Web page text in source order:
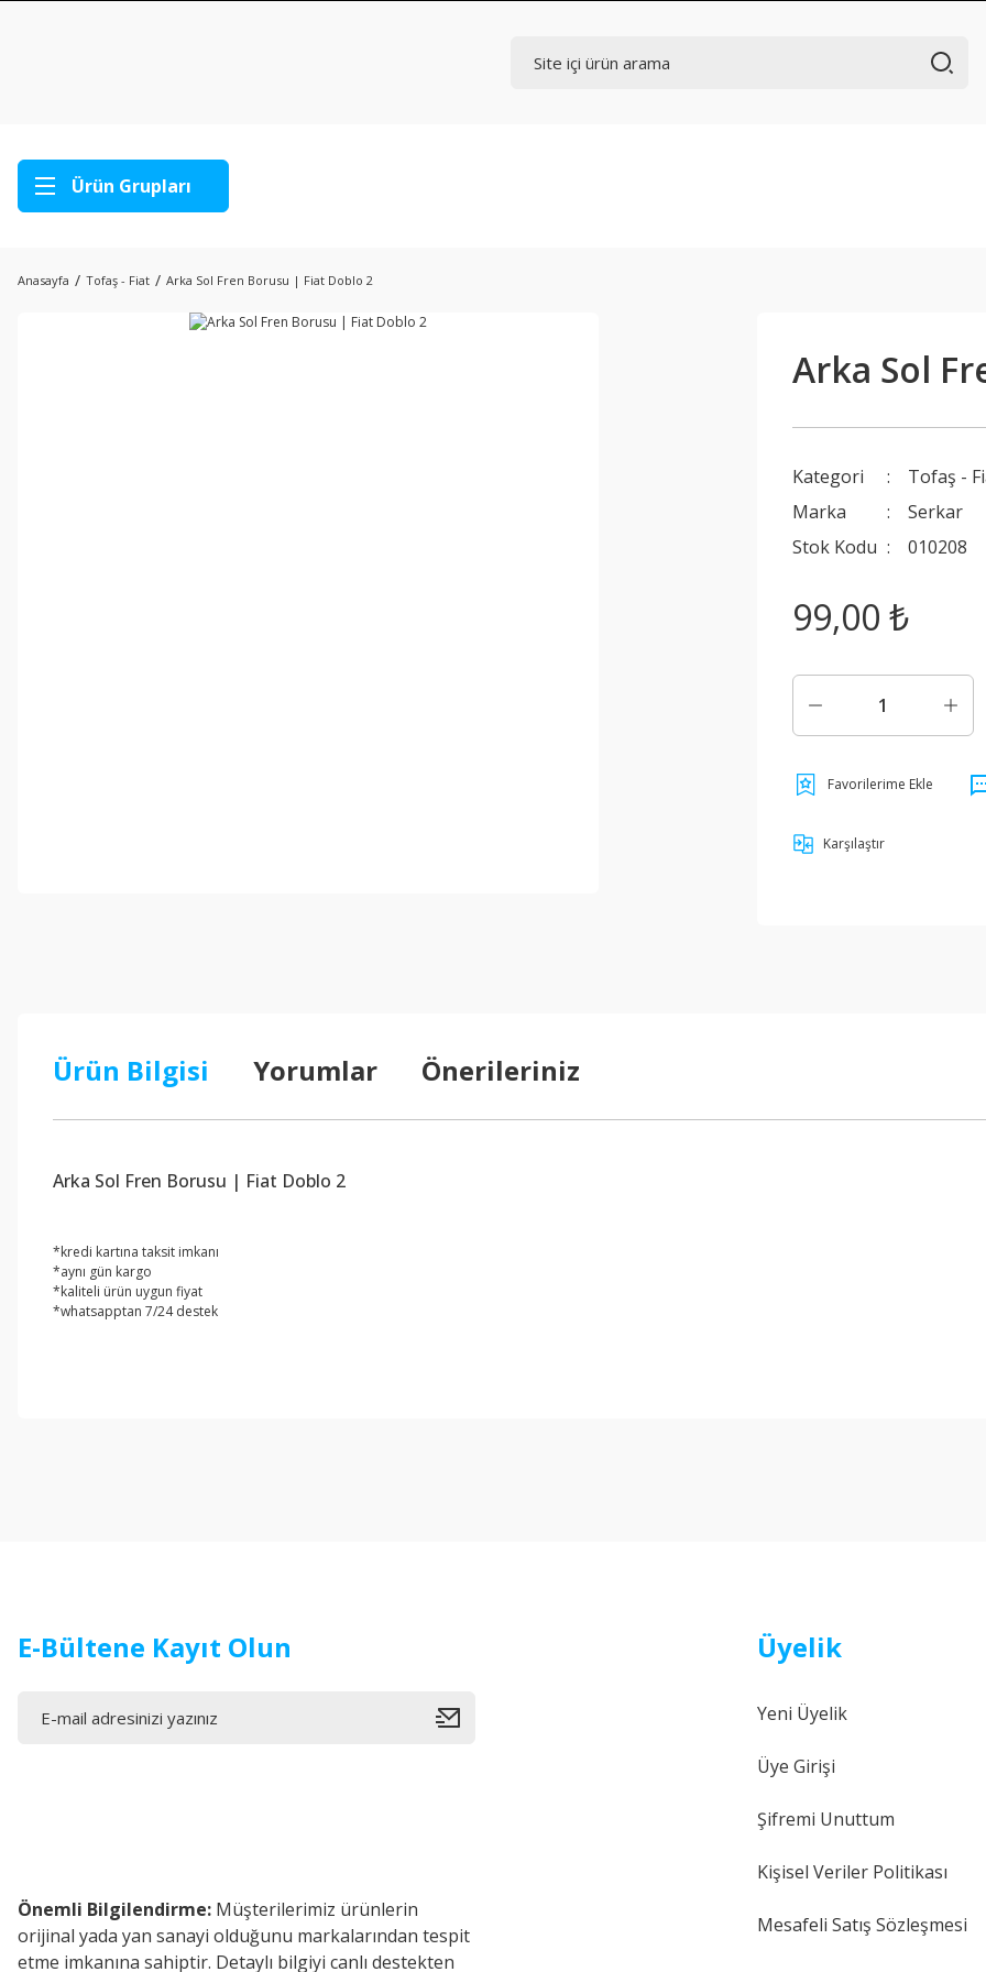
Ürün Grupları
Anasayfa Tofaş - Fiat Arka Sol Fren Borusu | Fiat Doblo 2
Arka Sol
Kategori Tofaş -
Marka
Serkar
Stok Kodu
010208
99,00 ₺
Karşılaştır
Ürün Bilgisi Yorumlar Önerileriniz
Arka Sol Fren Borusu | Fiat Doblo 2
*kredi kartına taksit imkanı
*aynı gün kargo
*kaliteli ürün uygun fiyat
*whatsapptan 7/24 destek
E-Bültene Kayıt Olun
Önemli Bilgilendirme: Müşterilerimiz ürünlerin
orijinal yada yan sanayi olduğunu markalarından tespit
etme imkanına sahiptir. Detaylı bilgiyi canlı destekten
Üyelik
Yeni Üyelik
Üye Girişi
Şifremi Unuttum
Kişisel Veriler Politikası
Mesafeli Satış Sözleşmesi